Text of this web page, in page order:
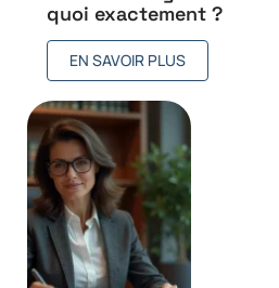
quoi exactement ?
EN SAVOIR PLUS